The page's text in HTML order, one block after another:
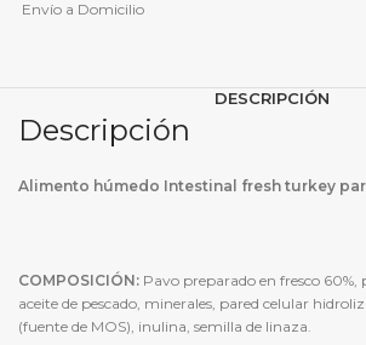
Envío a Domicilio
DESCRIPCIÓN
Descripción
Alimento húmedo Intestinal fresh turkey
COMPOSICIÓN: Pavo preparado en fresco 60%,
aceite de pescado, minerales, pared celular
(fuente de MOS), inulina, semilla de linaza.